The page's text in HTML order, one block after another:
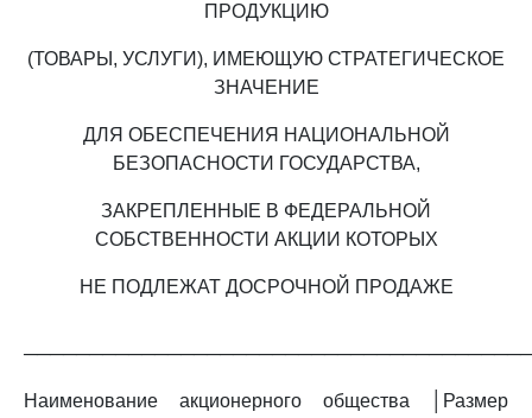
ПРОДУКЦИЮ
(ТОВАРЫ, УСЛУГИ), ИМЕЮЩУЮ СТРАТЕГИЧЕСКОЕ
ЗНАЧЕНИЕ
ДЛЯ ОБЕСПЕЧЕНИЯ НАЦИОНАЛЬНОЙ
БЕЗОПАСНОСТИ ГОСУДАРСТВА,
ЗАКРЕПЛЕННЫЕ В ФЕДЕРАЛЬНОЙ
СОБСТВЕННОСТИ АКЦИИ КОТОРЫХ
НЕ ПОДЛЕЖАТ ДОСРОЧНОЙ ПРОДАЖЕ
Наименование акционерного общества │Размер